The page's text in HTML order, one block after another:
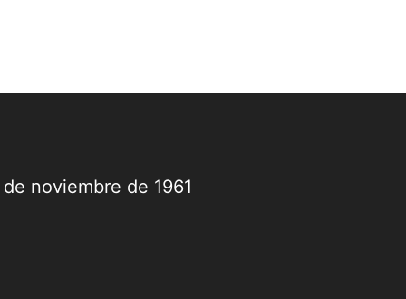
noviembre de 1961